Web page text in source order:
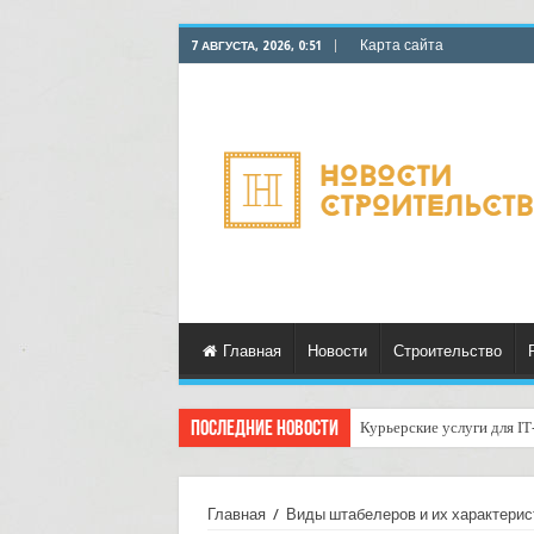
7 АВГУСТА, 2026, 0:51 Карта сайта
Главная Новости Строительство
Последние новости Курьерские услуги для
Главная / Виды штабелеров и их